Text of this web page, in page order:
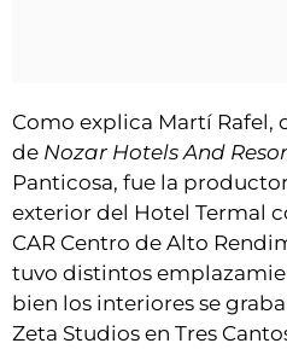
Como explica Martí Rafel,
de Nozar Hotels And
Panticosa, fue la
exterior del Hotel Termal
CAR Centro de Alto
tuvo distintos
bien los interiores se
Zeta Studios en Tres